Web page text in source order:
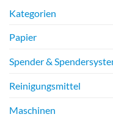
Kategorien
Papier
Spender &
Reinigungsmittel
Maschinen